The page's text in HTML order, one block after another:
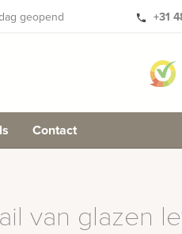
geopend phone +31
Contact
van glazen